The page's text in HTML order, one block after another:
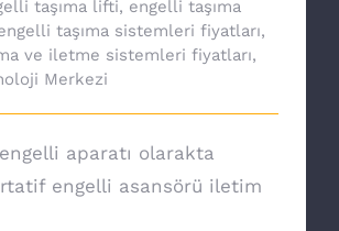
taşıma lifti, engelli taşıma
taşıma sistemleri fiyatları,
ve iletme sistemleri fiyatları,
Merkezi
aparatı olarakta
engelli asansörü iletim